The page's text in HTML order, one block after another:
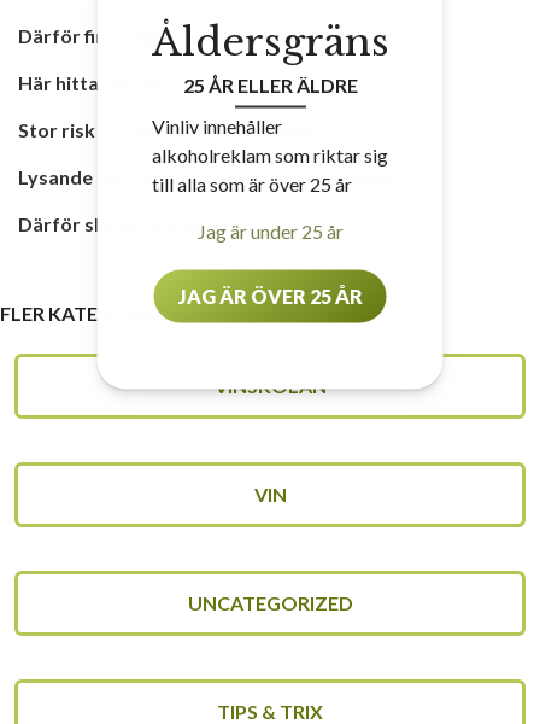
Därför finns inga bra alkoholfria viner – än
Här hittar du världens billigaste öl
Stor risk att mångfalden drabbas
Lysande rött (och vitt!) vin från Australien
Därför ska du dricka vin
FLER KATEGORIER
VINSKOLAN
VIN
UNCATEGORIZED
TIPS & TRIX
Åldersgräns
25 ÅR ELLER ÄLDRE
Vinliv innehåller
alkoholreklam som riktar sig
till alla som är över 25 år
Jag är under 25 år
JAG ÄR ÖVER 25 ÅR